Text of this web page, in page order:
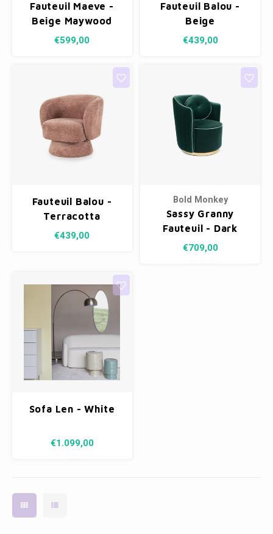
Fauteuil Maeve -
Beige Maywood
€599,00
Fauteuil Balou -
Beige
€439,00
Fauteuil Balou -
Terracotta
€439,00
Bold Monkey
Sassy Granny
Fauteuil - Dark
Green
€709,00
Sofa Len - White
€1.099,00